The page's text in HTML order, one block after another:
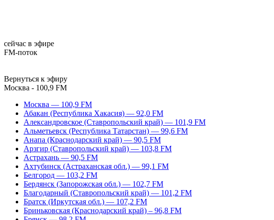
сейчас в эфире
FM-поток
Вернуться к эфиру
Москва - 100,9 FM
Москва — 100,9 FM
Абакан (Республика Хакасия) — 92,0 FM
Александровское (Ставропольский край) — 101,9 FM
Альметьевск (Республика Татарстан) — 99,6 FM
Анапа (Краснодарский край) — 90,5 FM
Арзгир (Ставропольский край) — 103,8 FM
Астрахань — 90,5 FM
Ахтубинск (Астраханская обл.) — 99,1 FM
Белгород — 103,2 FM
Бердянск (Запорожская обл.) — 102,7 FM
Благодарный (Ставропольский край) — 101,2 FM
Братск (Иркутская обл.) — 107,2 FM
Бриньковская (Краснодарский край) – 96,8 FM